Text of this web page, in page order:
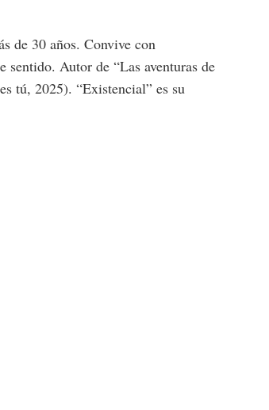
de 30 años. Convive con
sentido. Autor de “Las aventuras de
tú, 2025). “Existencial” es su